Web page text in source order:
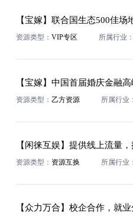
【宝嫁】联合国生态500佳场
资源类型： VIP专区 所属行业：
【宝嫁】中国首届婚庆金融
资源类型： 乙方资源 所属行业：
【闲徕互娱】提供线上流量
资源类型： 资源互换 所属行业：
【众力万合】校企合作，就